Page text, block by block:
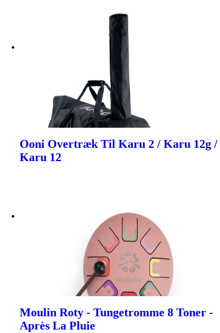
Ooni Overtræk Til Karu 2 / Karu 12g /
Karu 12
Moulin Roty - Tungetromme 8 Toner -
Après La Pluie